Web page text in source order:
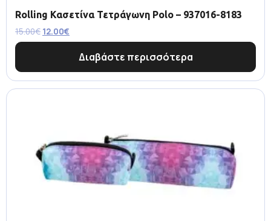
Rolling Κασετίνα Τετράγωνη Polo – 937016-8183
15.00€ 12.00€
Διαβάστε περισσότερα